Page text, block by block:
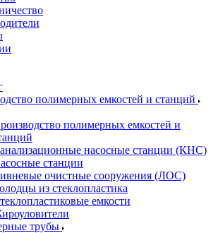
полимерных емкостей и станций
полимерных емкостей и
насосные станции (КНС)
станции
очистные сооружения (ЛОС)
из стеклопластика
емкости
трубы